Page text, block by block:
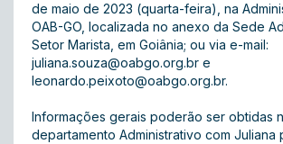
de maio de 2023 (quarta-feira), na
OAB-GO, localizada no anexo da Sede
Setor Marista, em Goiânia; ou via e-mail:
juliana.souza@oabgo.org.br e
leonardo.peixoto@oabgo.org.br.
Informações gerais poderão ser obtidas
departamento Administrativo com Juliana